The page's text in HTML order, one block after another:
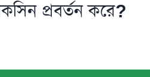
প্রবর্তন করে?